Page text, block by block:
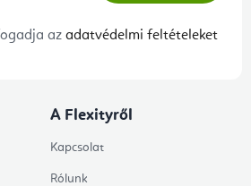
az adatvédelmi feltételeket
A Flexityről
Kapcsolat
Rólunk